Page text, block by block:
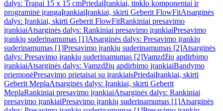
dalys: Trapai 15 x 15 cmPriedaiĮrankiai, tinklo komponentai ir
programinė įrangaĮrankiaiĮrankiai, skirti Geberit FlowFitAtsarginės
dalys: Įrankiai, skirti Geberit FlowFitRankiniai presavimo
įrankiaiAtsarginės dalys: Rankiniai presavimo įrankiaiPresavimo
įrankių suderinamumas [1]Atsarginės dalys: Presavimo įrankių
suderinamumas [1]Presavimo įrankių suderinamumas [2]Atsarginės
dalys: Presavimo įrankių suderinamumas [2]Vamzdžių apdirbimo
įrankiaiAtsarginės dalys: Vamzdžių apdirbimo įrankiaiBandymo
priemonėPresavimo prietaisai su įrankiaisPriedaiĮrankiai, skirti
Geberit MeplaAtsarginės dalys: Įrankiai, skirti Geberit
MeplaRankiniai presavimo įrankiaiAtsarginės dalys: Rankiniai
presavimo įrankiaiPresavimo įrankių suderinamumas [1]Atsarginės